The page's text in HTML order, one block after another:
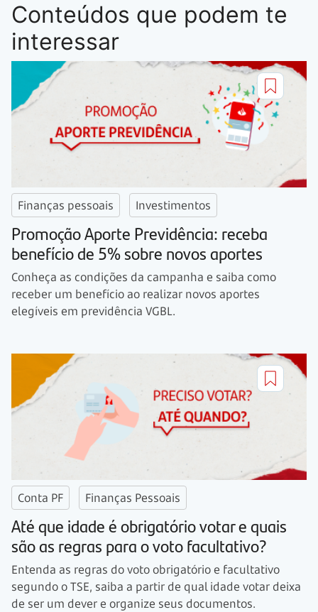
Conteúdos que podem te
interessar
Finanças pessoais Investimentos
Promoção Aporte Previdência: receba
benefício de 5% sobre novos aportes
Conheça as condições da campanha e saiba como
receber um benefício ao realizar novos aportes
elegíveis em previdência VGBL.
Conta PF Finanças Pessoais
Até que idade é obrigatório votar e quais
são as regras para o voto facultativo?
Entenda as regras do voto obrigatório e facultativo
segundo o TSE, saiba a partir de qual idade votar deixa
de ser um dever e organize seus documentos.